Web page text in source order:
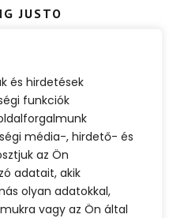
és hirdetések
funkciók
média-, hirdető- és
az Ön
adatait, akik
olyan adatokkal,
vagy az Ön által
JUSTO
augue. Morbi
ac, vestibulum at eros.
vel scelerisque
nulla non